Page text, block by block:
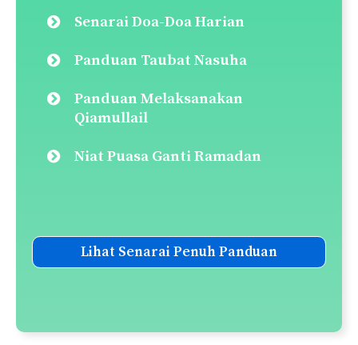
Senarai Doa-Doa Harian
Panduan Taubat Nasuha
Panduan Melaksanakan
Qiamullail
Niat Puasa Ganti Ramadan
Lihat Senarai Penuh Panduan